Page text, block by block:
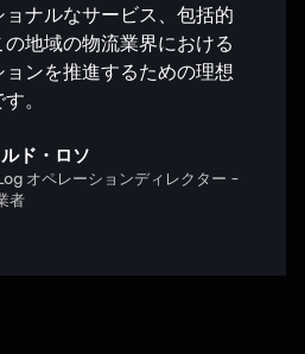
ナルなサービス、包括的
地域の物流業界における
ンを推進するための理想
。
ド・ロソ
オペレーションディレクター -
者